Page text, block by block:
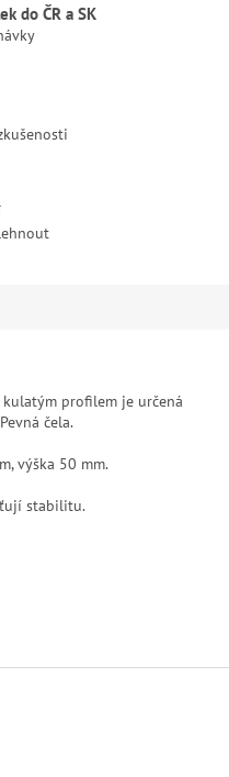
do ČR a SK
profilem je určená
čela.
výška 50 mm.
stabilitu.